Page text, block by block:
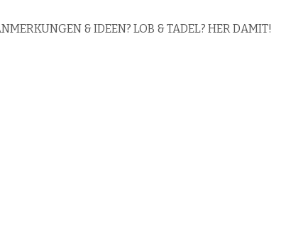
& IDEEN? LOB & TADEL? HER DAMIT!